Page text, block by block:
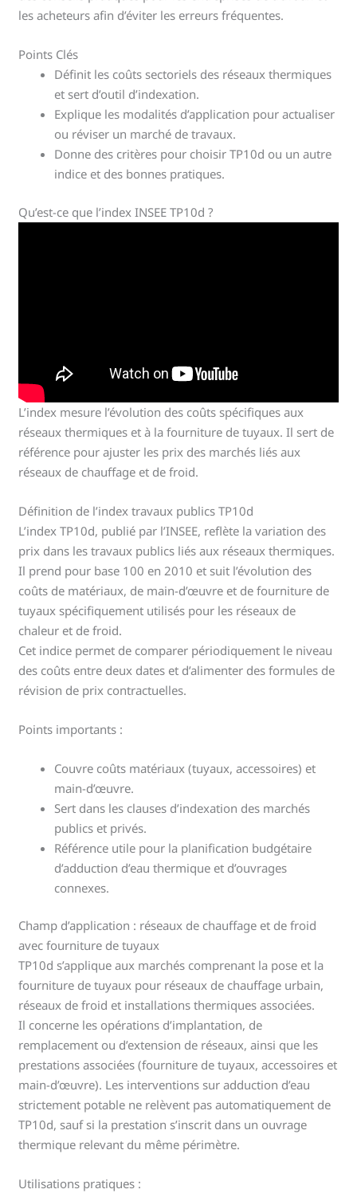
les acheteurs afin d’éviter les erreurs fréquentes.
Points Clés
Définit les coûts sectoriels des réseaux thermiques
et sert d’outil d’indexation.
Explique les modalités d’application pour actualiser
ou réviser un marché de travaux.
Donne des critères pour choisir TP10d ou un autre
indice et des bonnes pratiques.
Qu’est-ce que l’index INSEE TP10d ?
L’index mesure l’évolution des coûts spécifiques aux
réseaux thermiques et à la fourniture de tuyaux. Il sert de
référence pour ajuster les prix des marchés liés aux
réseaux de chauffage et de froid.
Définition de l’index travaux publics TP10d
L’index TP10d, publié par l’INSEE, reflète la variation des
prix dans les travaux publics liés aux réseaux thermiques.
Il prend pour base 100 en 2010 et suit l’évolution des
coûts de matériaux, de main-d’œuvre et de fourniture de
tuyaux spécifiquement utilisés pour les réseaux de
chaleur et de froid.
Cet indice permet de comparer périodiquement le niveau
des coûts entre deux dates et d’alimenter des formules de
révision de prix contractuelles.
Points importants :
Couvre coûts matériaux (tuyaux, accessoires) et
main-d’œuvre.
Sert dans les clauses d’indexation des marchés
publics et privés.
Référence utile pour la planification budgétaire
d’adduction d’eau thermique et d’ouvrages
connexes.
Champ d’application : réseaux de chauffage et de froid
avec fourniture de tuyaux
TP10d s’applique aux marchés comprenant la pose et la
fourniture de tuyaux pour réseaux de chauffage urbain,
réseaux de froid et installations thermiques associées.
Il concerne les opérations d’implantation, de
remplacement ou d’extension de réseaux, ainsi que les
prestations associées (fourniture de tuyaux, accessoires et
main-d’œuvre). Les interventions sur adduction d’eau
strictement potable ne relèvent pas automatiquement de
TP10d, sauf si la prestation s’inscrit dans un ouvrage
thermique relevant du même périmètre.
Utilisations pratiques :